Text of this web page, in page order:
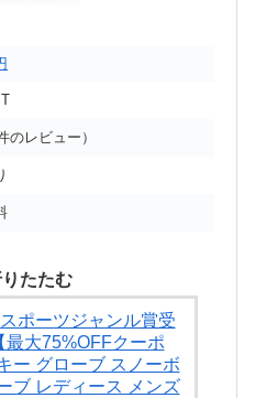
のレビュー）
たたむ
スポーツジャンル賞受
最大75%OFFクーポ
ー グローブ スノーボ
ブ レディース メンズ